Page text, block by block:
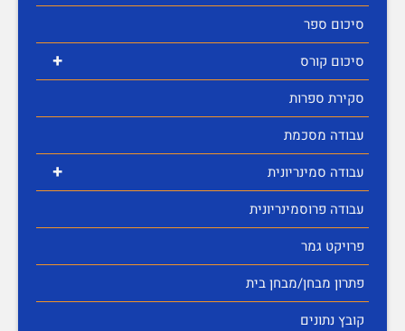
סיכום ספר
+
סיכום קורס
סקירת ספרות
עבודה מסכמת
+
עבודה סמינריונית
עבודה פרוסמינריונית
פרויקט גמר
פתרון מבחן/מבחן בית
קובץ נתונים